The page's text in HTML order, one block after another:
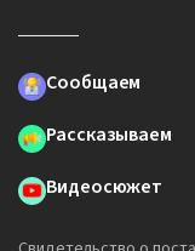
Сообщаем
Рассказываем
Видеосюжет